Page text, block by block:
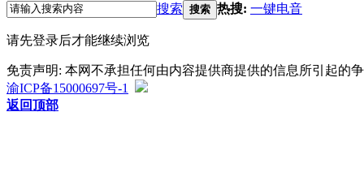
搜索 搜索 热搜: 一键电音
请先登录后才能继续浏览
免责声明: 本网不承担任何由内容提供商提供的信息所引起的
渝ICP备15000697号-1
返回顶部